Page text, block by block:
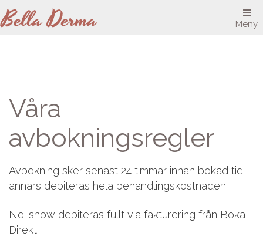
Meny
Våra
avbokningsregler
Avbokning sker senast 24 timmar innan bokad tid
annars debiteras hela behandlingskostnaden.
No-show debiteras fullt via fakturering från Boka
Direkt.